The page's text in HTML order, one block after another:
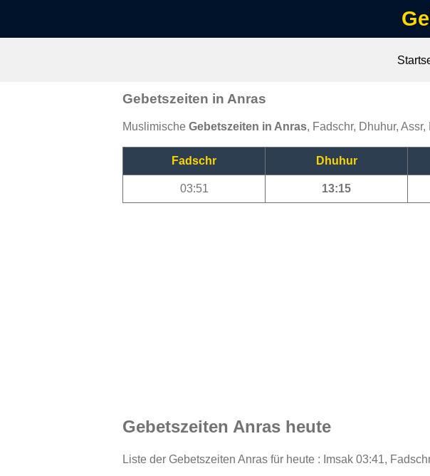
Gebetszeiten in Anras
Muslimische Gebetszeiten in Anras, Fadschr, Dhuhur,
Fadschr Dhuhur
03:51 13:15
Gebetszeiten Anras heute
Liste der Gebetszeiten Anras für heute : Imsak 03:41,